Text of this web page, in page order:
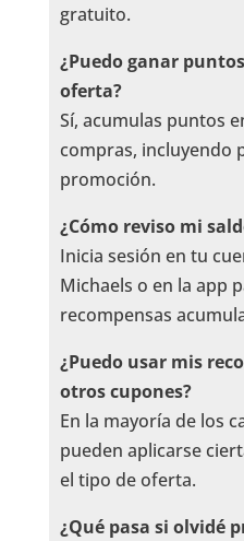
gratuito.
¿Puedo ganar
oferta?
Sí, acumulas puntos
compras, incluyendo
promoción.
¿Cómo reviso mi
Inicia sesión en tu
Michaels o en la app
recompensas
¿Puedo usar mis
otros cupones?
En la mayoría de los
pueden aplicarse
el tipo de oferta.
¿Qué pasa si olvidé